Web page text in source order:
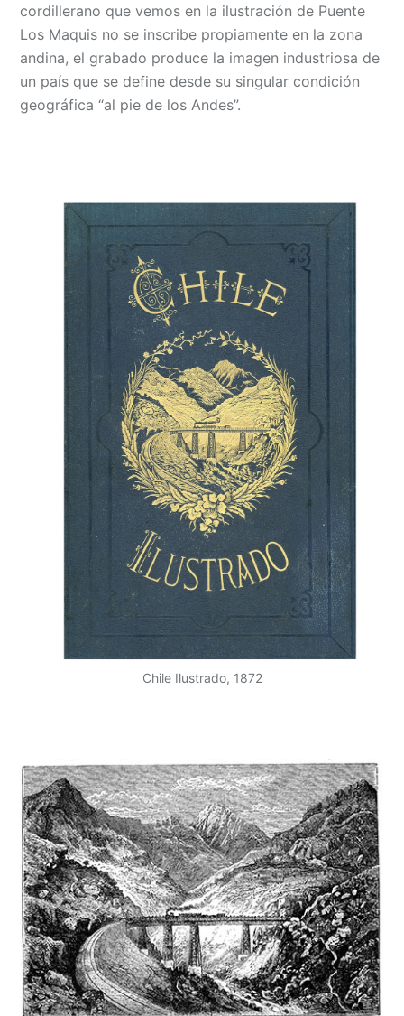
cordillerano que vemos en la ilustración de Puente
Los Maquis no se inscribe propiamente en la zona
andina, el grabado produce la imagen industriosa de
un país que se define desde su singular condición
geográfica “al pie de los Andes”.
Chile Ilustrado, 1872